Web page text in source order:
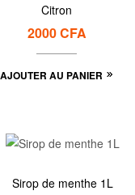
Citron
2000CFA
AJOUTER AU PANIER
Sirop de menthe 1L